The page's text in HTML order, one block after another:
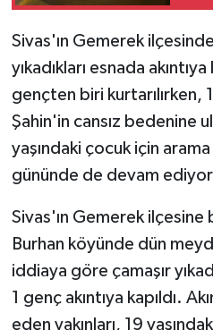
Sivas'ın Gemerek
yıkadıkları esnada
gençten biri kurtarılırken,
Şahin'in cansız bedenine
yaşındaki çocuk için arama
gününde de devam
Sivas'ın Gemerek ilçesine
Burhan köyünde dün
iddiaya göre çamaşır
1 genç akıntıya kapıldı.
eden yakınları, 19